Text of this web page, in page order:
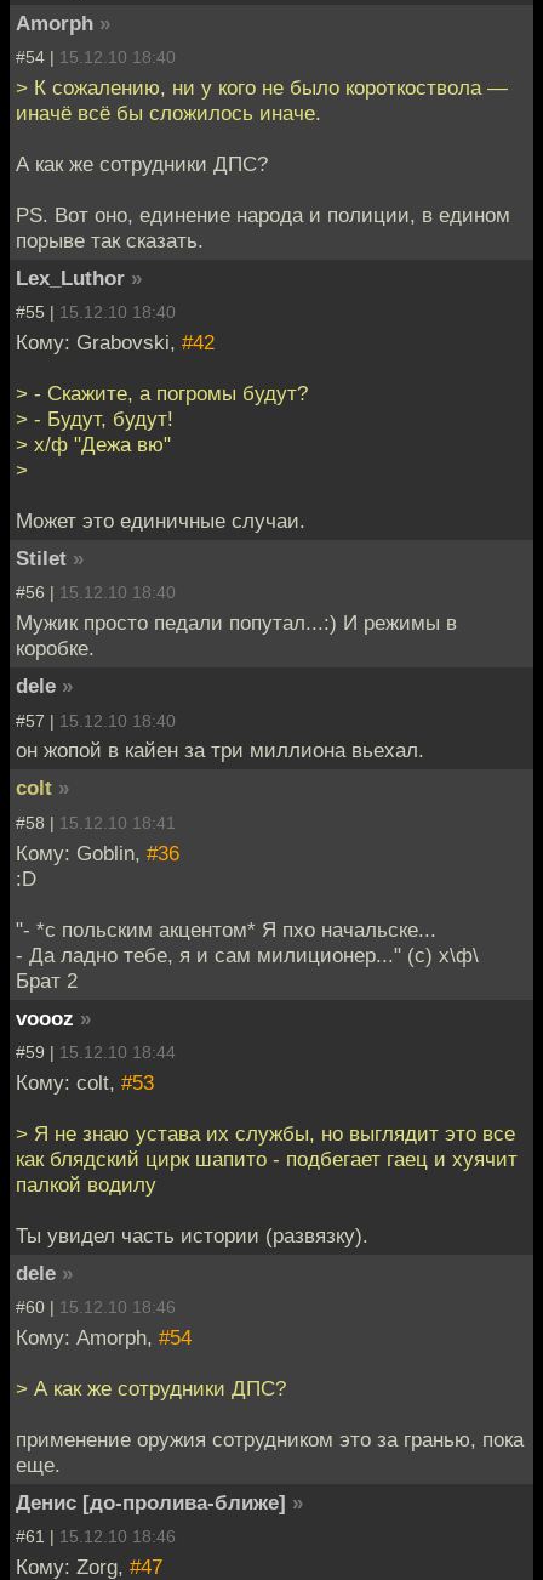
Amorph »
#54 | 15.12.10 18:40
> К сожалению, ни у кого не было короткоствола —
иначё всё бы сложилось иначе.
А как же сотрудники ДПС?
PS. Вот оно, единение народа и полиции, в едином
порыве так сказать.
Lex_Luthor »
#55 | 15.12.10 18:40
Кому: Grabovski, #42
> - Скажите, а погромы будут?
> - Будут, будут!
> х/ф "Дежа вю"
>
Может это единичные случаи.
Stilet »
#56 | 15.12.10 18:40
Мужик просто педали попутал...:) И режимы в
коробке.
dele »
#57 | 15.12.10 18:40
он жопой в кайен за три миллиона вьехал.
colt »
#58 | 15.12.10 18:41
Кому: Goblin, #36
:D
"- *c польским акцентом* Я пхо начальске...
- Да ладно тебе, я и сам милиционер..." (с) х\ф\
Брат 2
voooz »
#59 | 15.12.10 18:44
Кому: colt, #53
> Я не знаю устава их службы, но выглядит это все
как блядский цирк шапито - подбегает гаец и хуячит
палкой водилу
Ты увидел часть истории (развязку).
dele »
#60 | 15.12.10 18:46
Кому: Amorph, #54
> А как же сотрудники ДПС?
применение оружия сотрудником это за гранью, пока
еще.
Денис [до-пролива-ближе] »
#61 | 15.12.10 18:46
Кому: Zorg, #47